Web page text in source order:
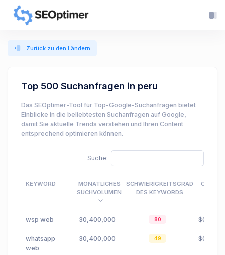
Zurück zu den Ländern
Top 500 Suchanfragen in peru
Das SEOptimer-Tool für Top-Google-Suchanfragen bietet
Einblicke in die beliebtesten Suchanfragen auf Google,
damit Sie aktuelle Trends verstehen und Ihren Content
entsprechend optimieren können.
Suche:
KEYWORD
MONATLICHES
SUCHVOLUMEN
SCHWIERIGKEITSGRAD
DES KEYWORDS
CPC
wsp web 30,400,000 80 $0.78
whatsapp
web
30,400,000 49 $0.78